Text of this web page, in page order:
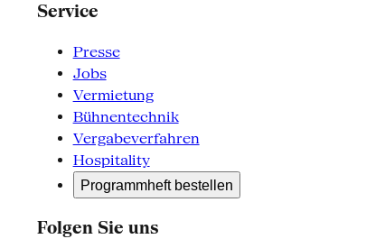
Service
Presse
Jobs
Vermietung
Bühnentechnik
Vergabeverfahren
Hospitality
Programmheft bestellen
Folgen Sie uns